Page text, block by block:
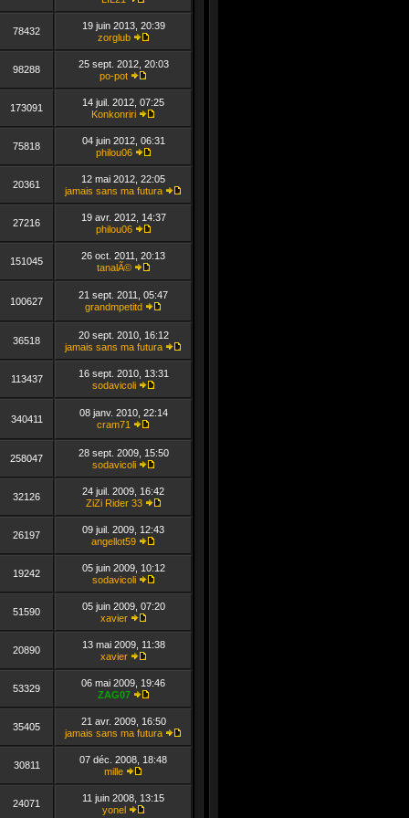
dernier
message
78432
19 juin 2013, 20:39
zorglub
dernier
98288
25 sept. 2012, 20:03
po-pot
dernier
message
173091
14 juil. 2012, 07:25
Konkonriri
dernier
75818
04 juin 2012, 06:31
philou06
dernier
message
20361
12 mai 2012, 22:05
jamais sans ma futura
27216
19 avr. 2012, 14:37
philou06
dernier
151045
26 oct. 2011, 20:13
tanalÃ©
dernier
message
100627
21 sept. 2011, 05:47
grandmpetitd
dernier
message
36518
20 sept. 2010, 16:12
jamais sans ma futura
113437
16 sept. 2010, 13:31
sodavicoli
dernier
340411
08 janv. 2010, 22:14
cram71
dernier
message
258047
28 sept. 2009, 15:50
sodavicoli
dernier
message
32126
24 juil. 2009, 16:42
ZiZi Rider 33
dernier
26197
09 juil. 2009, 12:43
angellot59
dernier
19242
05 juin 2009, 10:12
sodavicoli
dernier
51590
05 juin 2009, 07:20
xavier
dernier
20890
13 mai 2009, 11:38
xavier
dernier
message
53329
06 mai 2009, 19:46
ZAG07
dernier
message
35405
21 avr. 2009, 16:50
jamais sans ma futura
30811
07 déc. 2008, 18:48
mille
dernier
message
24071
11 juin 2008, 13:15
yonel